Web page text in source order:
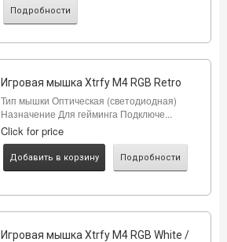
Подробности
Игровая мышка Xtrfy M4 RGB Retro
Тип мышки Оптическая (светодиодная)
Назначение Для гейминга Подключе...
Click for price
Добавить в корзину Подробности
Игровая мышка Xtrfy M4 RGB White /